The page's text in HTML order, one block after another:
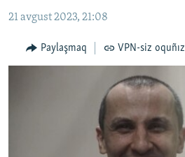
Qıdıruvğa
qaytmaq
MEDENİYET
İNSAN AQLARI
21 avgust 2023, 21:08
Paylaşmaq VPN-siz oquñız